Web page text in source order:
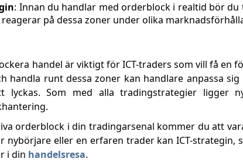
: Innan du handlar med orderblock i realtid bör
på dessa zoner under olika
handel är viktigt för ICT-traders som vill få en
handla runt dessa zoner kan handlare anpassa
lyckas. Som med alla tradingstrategier ligger
orderblock i din tradingarsenal kommer du att
nybörjare eller en erfaren trader kan ICT-
i din handelsresa.